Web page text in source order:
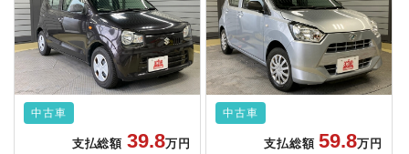
中古車
支払総額 39.8万円
中古車
支払総額59.8万円